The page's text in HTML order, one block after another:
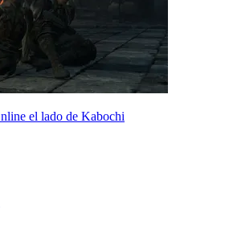
el lado de Kabochi